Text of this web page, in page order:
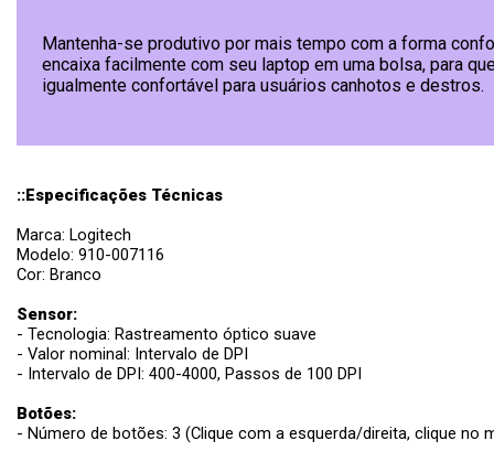
Mantenha-se produtivo por mais tempo com a forma
encaixa facilmente com seu laptop em uma bolsa, para
igualmente confortável para usuários canhotos e destros.
::Especificações Técnicas
Marca: Logitech
Modelo: 910-007116
Cor: Branco
Sensor:
- Tecnologia: Rastreamento óptico suave
- Valor nominal: Intervalo de DPI
- Intervalo de DPI: 400-4000, Passos de 100 DPI
Botões:
- Número de botões: 3 (Clique com a esquerda/direita, clique no